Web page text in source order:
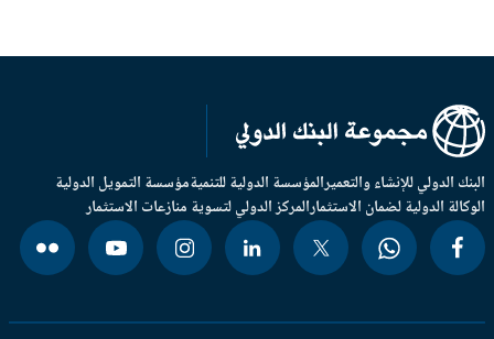
الدولي للإنشاء والتعميرالمؤسسة الدولية للتنميةمؤسسة التمويل الدولية
الدولية لضمان الاستثمارالمركز الدولي لتسوية منازعات الاستثمار